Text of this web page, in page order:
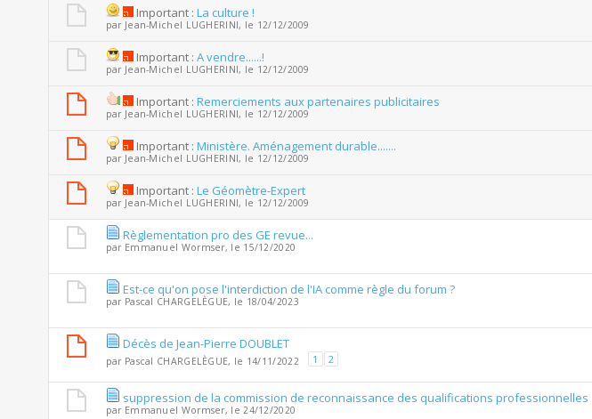
Important : La culture !
par Jean-Michel LUGHERINI, le 12/12/2009
Important : A vendre......!
par Jean-Michel LUGHERINI, le 12/12/2009
Important : Remerciements aux partenaires publicitaires
par Jean-Michel LUGHERINI, le 12/12/2009
Important : Ministère. Aménagement durable.......
par Jean-Michel LUGHERINI, le 12/12/2009
Important : Le Géomètre-Expert
par Jean-Michel LUGHERINI, le 12/12/2009
Règlementation pro des GE revue...
par Emmanuel Wormser, le 15/12/2020
Est-ce qu'on pose l'interdiction de l'IA comme règle du forum ?
par Pascal CHARGELÈGUE, le 18/04/2023
Décès de Jean-Pierre DOUBLET
par Pascal CHARGELÈGUE, le 14/11/2022 1 2
suppression de la commission de reconnaissance des qualifications professionnelles
par Emmanuel Wormser, le 24/12/2020